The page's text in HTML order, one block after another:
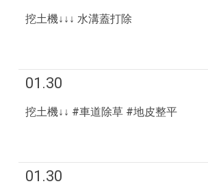
挖土機↓↓↓ 水溝蓋打除
01.30
挖土機↓↓ #車道除草 #地皮整平
01.30